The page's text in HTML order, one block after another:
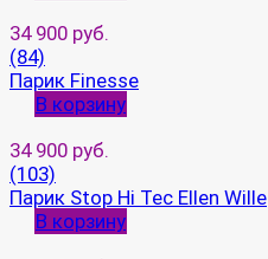
34 900 руб.
(84)
Парик Finesse
В корзину
34 900 руб.
(103)
Парик Stop Hi Tec Ellen Wille
В корзину